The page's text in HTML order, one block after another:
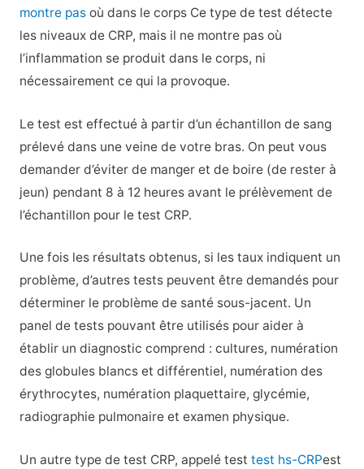
montre pasoù dans le corpsCe type de test détecte
les niveaux de CRP, mais il ne montre pas où
l’inflammation se produit dans le corps, ni
nécessairement ce qui la provoque.
Le test est effectué à partir d’un échantillon de sang
prélevé dans une veine de votre bras. On peut vous
demander d’éviter de manger et de boire (de rester à
jeun) pendant 8 à 12 heures avant le prélèvement de
l’échantillon pour le test CRP.
Une fois les résultats obtenus, si les taux indiquent un
problème, d’autres tests peuvent être demandés pour
déterminer le problème de santé sous-jacent. Un
panel de tests pouvant être utilisés pour aider à
établir un diagnostic comprend : cultures, numération
des globules blancs et différentiel, numération des
érythrocytes, numération plaquettaire, glycémie,
radiographie pulmonaire et examen physique.
Un autre type de test CRP, appelé test test hs-CRPest